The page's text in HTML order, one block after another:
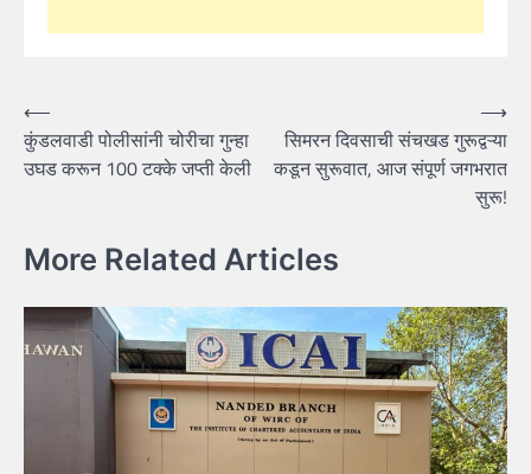
Post
navigation
⟵
कुंडलवाडी पोलीसांनी चोरीचा गुन्हा
उघड करून 100 टक्के जप्ती केली
सिमरन दिवसाची संचखड गुरूद्वऱ्या
कडून सुरूवात, आज संपूर्ण जगभरात
सुरू!
⟶
More Related Articles